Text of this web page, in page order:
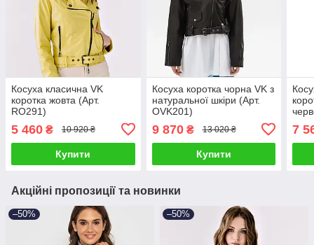
Косуха класична VK
коротка жовта (Арт.
RO291)
5 460 ₴ 10 920 ₴
Купити
Косуха коротка чорна VK з
натуральної шкіри (Арт.
OVK201)
9 870₴ 13 020 ₴
Купити
7
Акційні пропозиції та новинки
–50% –50%